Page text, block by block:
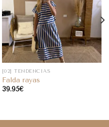
[02] TENDENCIAS
Falda rayas
39.95€